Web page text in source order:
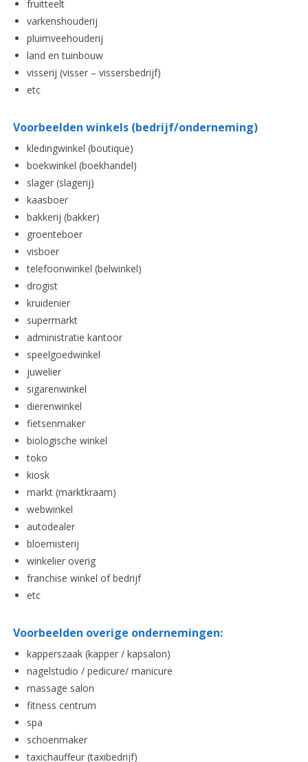
fruitteelt
varkenshouderij
pluimveehouderij
land en tuinbouw
visserij (visser – vissersbedrijf)
etc
Voorbeelden winkels (bedrijf/onderneming)
kledingwinkel (boutique)
boekwinkel (boekhandel)
slager (slagerij)
kaasboer
bakkerij (bakker)
groenteboer
visboer
telefoonwinkel (belwinkel)
drogist
kruidenier
supermarkt
administratie kantoor
speelgoedwinkel
juwelier
sigarenwinkel
dierenwinkel
fietsenmaker
biologische winkel
toko
kiosk
markt (marktkraam)
webwinkel
autodealer
bloemisterij
winkelier overig
franchise winkel of bedrijf
etc
Voorbeelden overige ondernemingen:
kapperszaak (kapper / kapsalon)
nagelstudio / pedicure/ manicure
massage salon
fitness centrum
spa
schoenmaker
taxichauffeur (taxibedrijf)